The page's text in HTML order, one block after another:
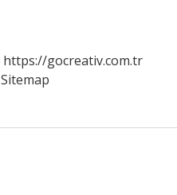
https://gocreativ.com.tr
Sitemap